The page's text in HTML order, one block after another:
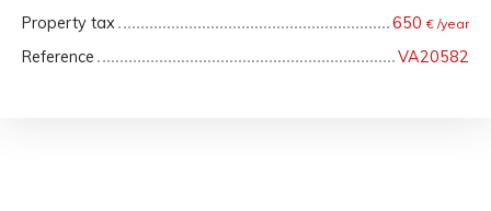
Property tax 650€ /year
Reference VA20582